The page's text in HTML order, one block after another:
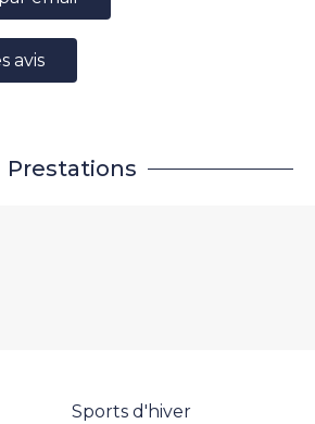
avis
Prestations
Sports d'hiver